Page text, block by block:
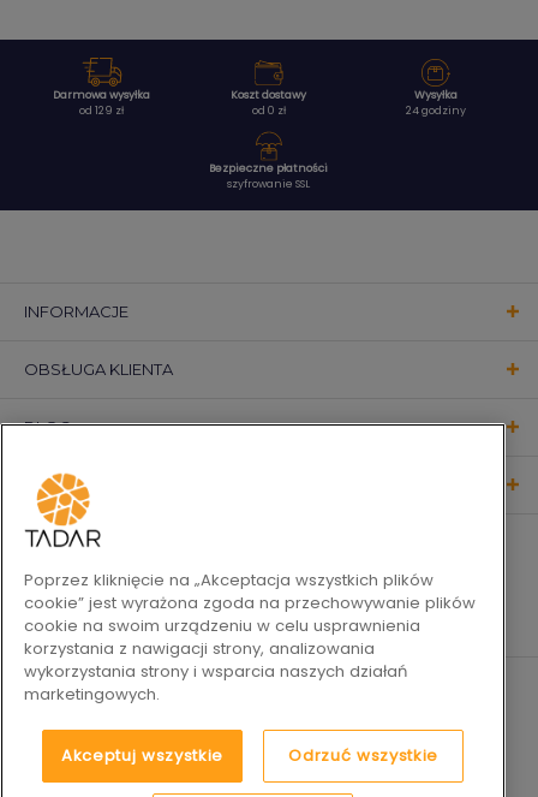
Darmowa wysyłka
od 129 zł
Koszt dostawy
od 0 zł
Wysyłka
24 godziny
Bezpieczne płatności
szyfrowanie SSL
INFORMACJE
OBSŁUGA KLIENTA
BLOG
KONTAKT
Poprzez kliknięcie na „Akceptacja wszystkich plików
cookie” jest wyrażona zgoda na przechowywanie plików
cookie na swoim urządzeniu w celu usprawnienia
korzystania z nawigacji strony, analizowania
wykorzystania strony i wsparcia naszych działań
marketingowych.
Akceptuj wszystkie Odrzuć wszystkie